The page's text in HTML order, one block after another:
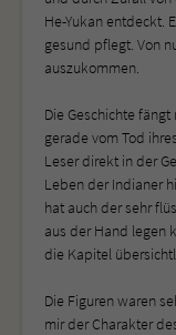
He-Yukan entdeckt.
gesund pflegt. Von
auszukommen.
Die Geschichte
gerade vom Tod
Leser direkt in der
Leben der Indianer
hat auch der sehr
aus der Hand legen
die Kapitel
Die Figuren waren
mir der Charakter